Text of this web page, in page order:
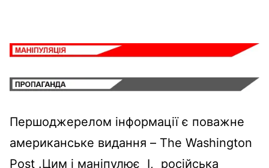
Першоджерелом інформації є поважне
американське видання – The Washington
Post .Цим і маніпулює І, російська